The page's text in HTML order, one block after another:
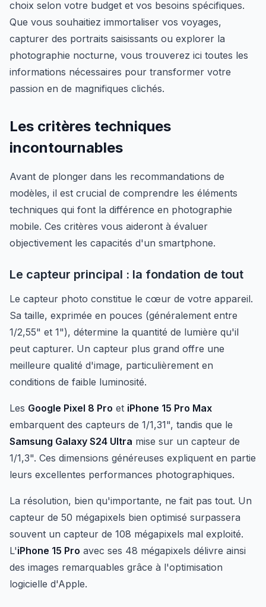
choix selon votre budget et vos besoins spécifiques.
Que vous souhaitiez immortaliser vos voyages,
capturer des portraits saisissants ou explorer la
photographie nocturne, vous trouverez ici toutes les
informations nécessaires pour transformer votre
passion en de magnifiques clichés.
Les critères techniques
incontournables
Avant de plonger dans les recommandations de
modèles, il est crucial de comprendre les éléments
techniques qui font la différence en photographie
mobile. Ces critères vous aideront à évaluer
objectivement les capacités d'un smartphone.
Le capteur principal : la fondation de tout
Le capteur photo constitue le cœur de votre appareil.
Sa taille, exprimée en pouces (généralement entre
1/2,55" et 1"), détermine la quantité de lumière qu'il
peut capturer. Un capteur plus grand offre une
meilleure qualité d'image, particulièrement en
conditions de faible luminosité.
Les Google Pixel 8 Pro et iPhone 15 Pro Max
embarquent des capteurs de 1/1,31", tandis que le
Samsung Galaxy S24 Ultra mise sur un capteur de
1/1,3". Ces dimensions généreuses expliquent en partie
leurs excellentes performances photographiques.
La résolution, bien qu'importante, ne fait pas tout. Un
capteur de 50 mégapixels bien optimisé surpassera
souvent un capteur de 108 mégapixels mal exploité.
L'iPhone 15 Pro avec ses 48 mégapixels délivre ainsi
des images remarquables grâce à l'optimisation
logicielle d'Apple.